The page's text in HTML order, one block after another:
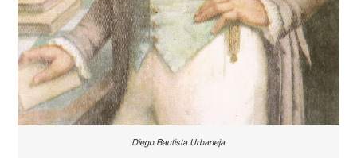
Diego Bautista Urbaneja